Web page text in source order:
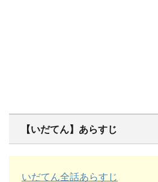
【いだてん】あらすじ
いだてん全話あらすじ